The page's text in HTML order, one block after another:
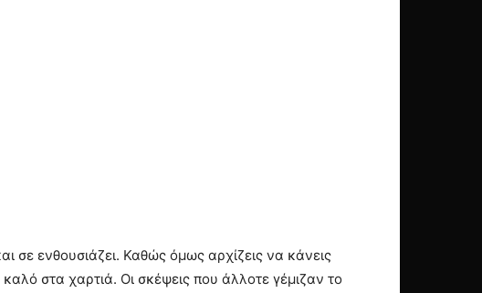
σε ενθουσιάζει. Καθώς όμως αρχίζεις να κάνεις
στα χαρτιά. Οι σκέψεις που άλλοτε γέμιζαν το